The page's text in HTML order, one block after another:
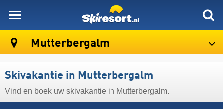
Mutterbergalm
Skivakantie in Mutterbergalm
Vind en boek uw skivakantie in Mutterbergalm.